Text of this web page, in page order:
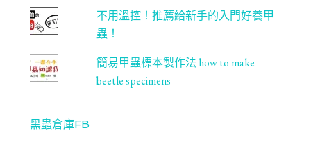
不用溫控！推薦給新手的入門好養甲
蟲！
簡易甲蟲標本製作法 how to make
beetle specimens
黑蟲倉庫FB